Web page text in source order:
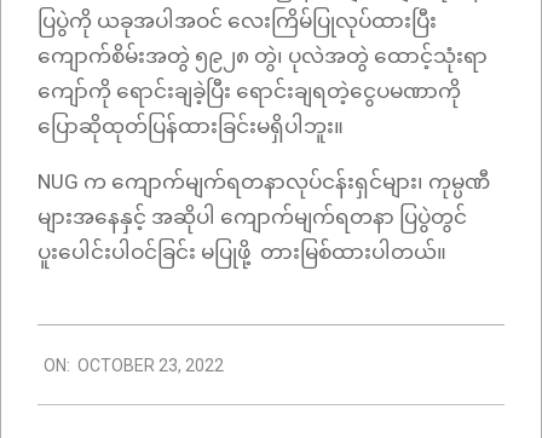
ပြပွဲကို ယခုအပါအဝင် လေးကြိမ်ပြုလုပ်ထားပြီး
ကျောက်စိမ်းအတွဲ ၅၉၂၈ တွဲ​၊ ပုလဲအတွဲ ထောင့်သုံးရာ
ကျော်ကို ရောင်းချခဲ့ပြီး ရောင်းချရတဲ့ငွေပမဏာကို
ပြောဆိုထုတ်ပြန်ထားခြင်းမရှိပါဘူး။
NUG က ကျောက်မျက်ရတနာလုပ်ငန်းရှင်များ၊ ကုမ္ပဏီ
များအနေနှင့် အဆိုပါ ကျောက်မျက်ရတနာ ပြပွဲတွင်
ပူးပေါင်းပါဝင်ခြင်း မပြုဖို့ တားမြစ်ထားပါတယ်။
10-
23
ON: OCTOBER 23, 2022